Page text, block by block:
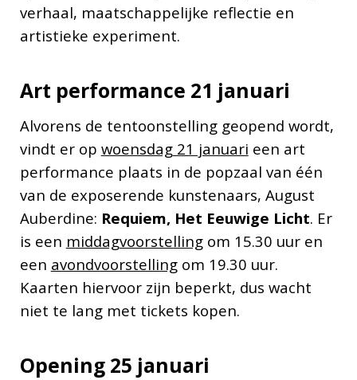
verhaal, maatschappelijke reflectie en
artistieke experiment.
Art performance 21 januari
Alvorens de tentoonstelling geopend wordt,
vindt er op woensdag 21 januari een art
performance plaats in de popzaal van één
van de exposerende kunstenaars, August
Auberdine: Requiem, Het Eeuwige Licht. Er
is een middagvoorstellingom 15.30 uur en
een avondvoorstellingom 19.30 uur.
Kaarten hiervoor zijn beperkt, dus wacht
niet te lang met tickets kopen.
Opening 25 januari